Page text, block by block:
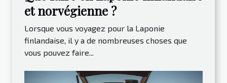
et norvégienne ?
Lorsque vous voyagez pour la Laponie
finlandaise, il y a de nombreuses choses que
vous pouvez faire...